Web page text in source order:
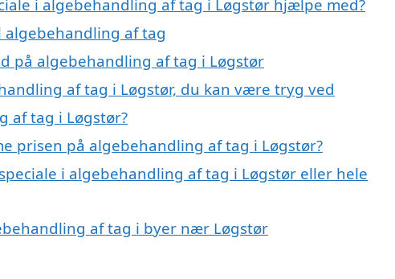
i algebehandling af tag i Løgstør hjælpe med?
af tag
på algebehandling af tag i Løgstør
af tag i Løgstør, du kan være tryg ved
af tag i Løgstør?
prisen på algebehandling af tag i Løgstør?
i algebehandling af tag i Løgstør eller hele
af tag i byer nær Løgstør